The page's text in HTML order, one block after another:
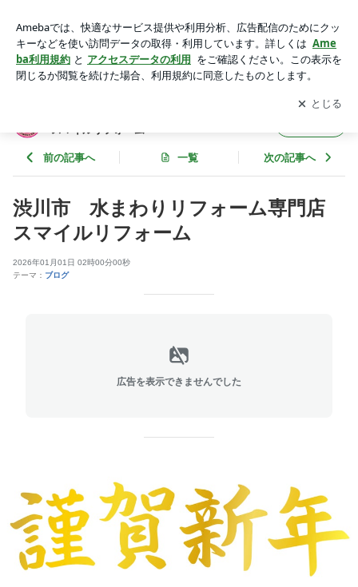
馬県渋川市 水まわりリフォーム専門店 スマイルリフォーム
アプリをダウンロードして ブログの更新通知
を受け取りまし
ょう。
開く
スマイルリフォーム
前の記事へ 一覧 次の記事へ
渋川市 水まわりリフォーム専門店
スマイルリフォーム
2026年01月01日 02時00分00秒
テーマ： ブログ
広告を表示できませんでした